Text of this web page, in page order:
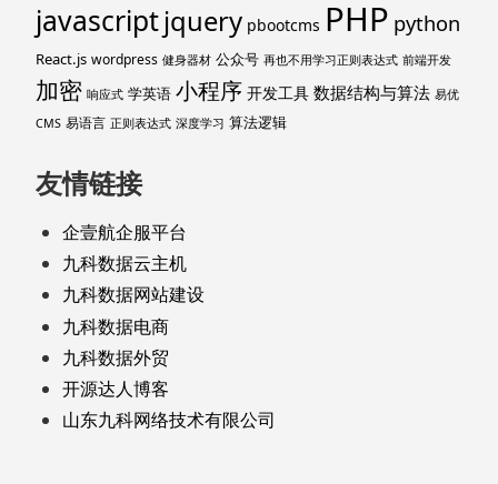
javascriptjquery pbootcms PHP python
React.js wordpress 健身器材 公众号 再也不用学习正则表达式 前端开发
加密 响应式 学英语 小程序 开发工具 数据结构与算法 易优
CMS 易语言 正则表达式 深度学习 算法逻辑
友情链接
企壹航企服平台
九科数据云主机
九科数据网站建设
九科数据电商
九科数据外贸
开源达人博客
山东九科网络技术有限公司